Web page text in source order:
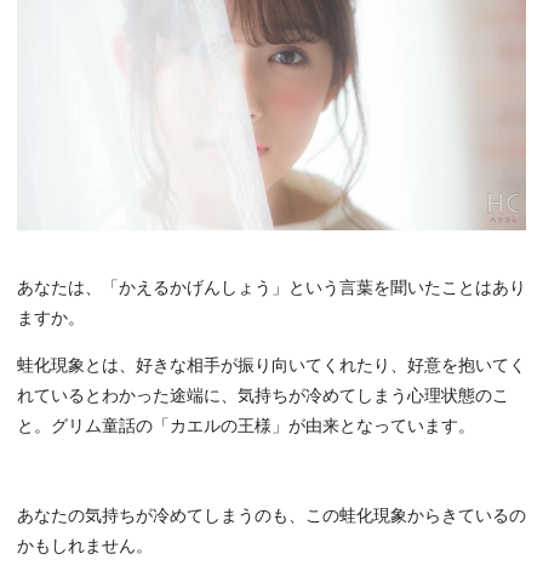
あなたは、「かえるかげんしょう」という言葉を聞いたことはあり
ますか。
蛙化現象とは、好きな相手が振り向いてくれたり、好意を抱いてく
れているとわかった途端に、気持ちが冷めてしまう心理状態のこ
と。グリム童話の「カエルの王様」が由来となっています。
あなたの気持ちが冷めてしまうのも、この蛙化現象からきているの
かもしれません。